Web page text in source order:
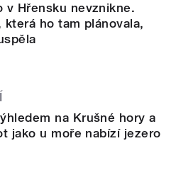
v Hřensku nevznikne.
ho tam plánovala,
na Krušné hory a
jako u moře nabízí jezero